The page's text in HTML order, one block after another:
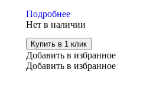
Подробнее
Нет в наличии
Купить в 1 клик
Добавить в избранное
Добавить в избранное